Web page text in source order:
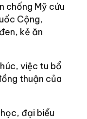
chống Mỹ cứu
Cộng,
kẻ ăn
việc tu bổ
thuận của
đại biểu